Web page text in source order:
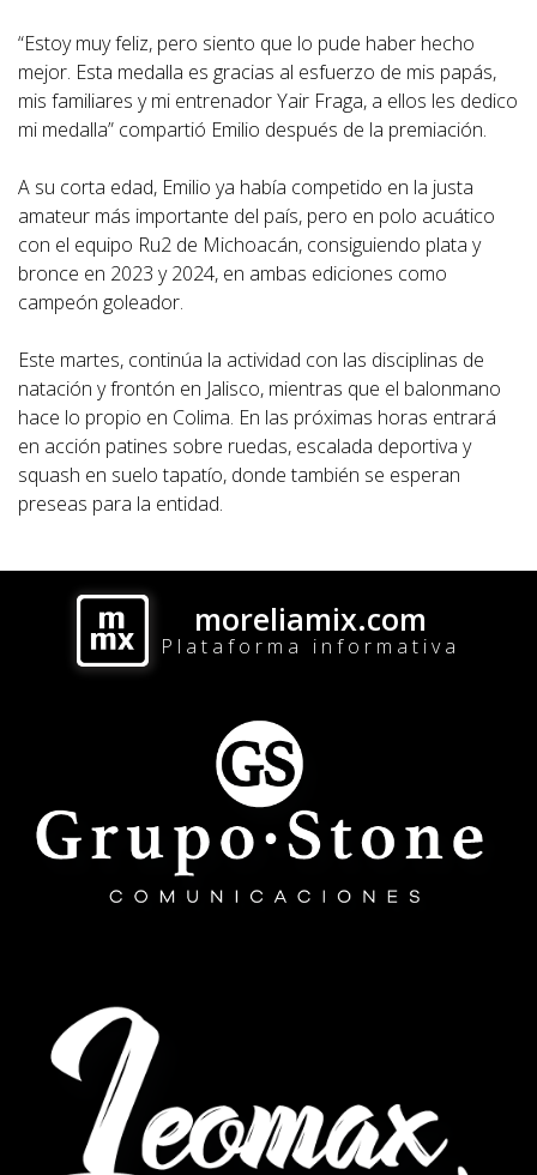
“Estoy muy feliz, pero siento que lo pude haber hecho
mejor. Esta medalla es gracias al esfuerzo de mis papás,
mis familiares y mi entrenador Yair Fraga, a ellos les dedico
mi medalla” compartió Emilio después de la premiación.
A su corta edad, Emilio ya había competido en la justa
amateur más importante del país, pero en polo acuático
con el equipo Ru2 de Michoacán, consiguiendo plata y
bronce en 2023 y 2024, en ambas ediciones como
campeón goleador.
Este martes, continúa la actividad con las disciplinas de
natación y frontón en Jalisco, mientras que el balonmano
hace lo propio en Colima. En las próximas horas entrará
en acción patines sobre ruedas, escalada deportiva y
squash en suelo tapatío, donde también se esperan
preseas para la entidad.
moreliamix.com
Plataforma informativa